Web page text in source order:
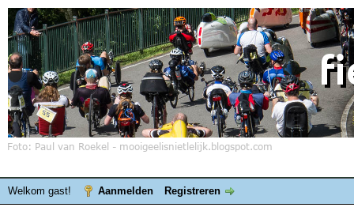
Welkom gast! Aanmelden Registreren